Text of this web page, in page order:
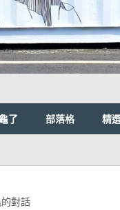
了 部落格 精
對話